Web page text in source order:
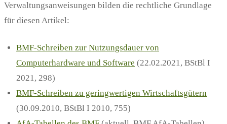
Verwaltungsanweisungen bilden die rechtliche Grundlage
für diesen Artikel:
BMF-Schreiben zur Nutzungsdauer von
Computerhardware und Software (22.02.2021, BStBl I
2021, 298)
BMF-Schreiben zu geringwertigen Wirtschaftsgütern
(30.09.2010, BStBl I 2010, 755)